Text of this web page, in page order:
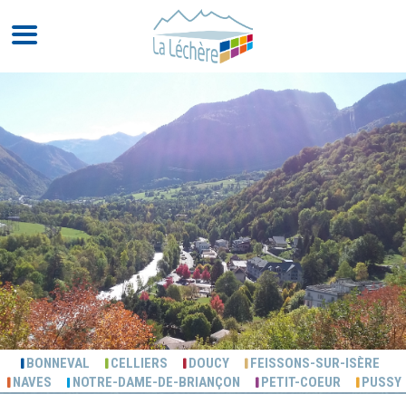
BONNEVAL CELLIERS DOUCY
FEISSONS-SUR-ISÈRE
NAVES
NOTRE-DAME-DE-BRIANÇON PETIT-COEUR PUSSY